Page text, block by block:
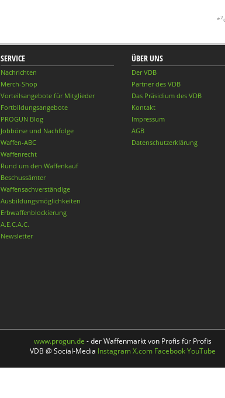
*2
SERVICE
Nachrichten
Merch-Shop
Vorteilsangebote für Mitglieder
Fortbildungsangebote
PROGUN Blog
Jobbörse und Nachfolge
Waffen-ABC
Waffenrecht
Rund um den Waffenkauf
Beschussämter
Waffensachverständige
Ausbildungsmöglichkeiten
Erbwaffenblockierung
A.E.C.A.C.
Newsletter
ÜBER UNS
Der VDB
Partner des VDB
Das Präsidium des VDB
Kontakt
Impressum
AGB
Datenschutzerklärung
www.progun.de - der Waffenmarkt von Profis für Profis
VDB @ Social-Media InstagramX.com FacebookYouTube